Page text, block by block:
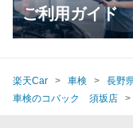
ご利用ガイド
楽天Car 車検 長野
車検のコバック 須坂店